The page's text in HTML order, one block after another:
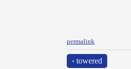
permalink
‹ towered